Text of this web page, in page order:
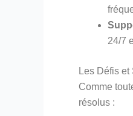
24/7
Les Défis et
Comme
résolus :